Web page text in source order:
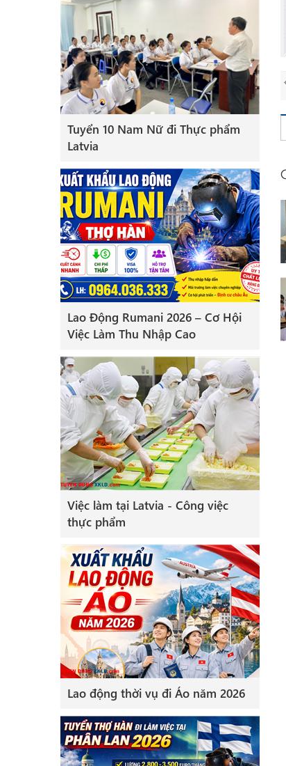
Tuyển 10 Nam Nữ đi Thực phẩm
Latvia
Lao Động Rumani 2026 – Cơ Hội
Việc Làm Thu Nhập Cao
Việc làm tại Latvia - Công việc
thực phẩm
Lao động thời vụ đi Áo năm 2026
[Đài Loan] Tuyển Nam xây
dưng Minh Vinh Nguyên
lương 25 triệu
[Đài Loan] Tuyển Nữ điện tử
BenQ lương trên 20 triệu